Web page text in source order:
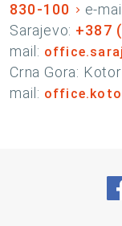
830-100
e-
Sarajevo: +387
mail:
Crna Gora:
mail: